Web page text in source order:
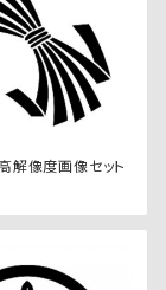
像度画像セット